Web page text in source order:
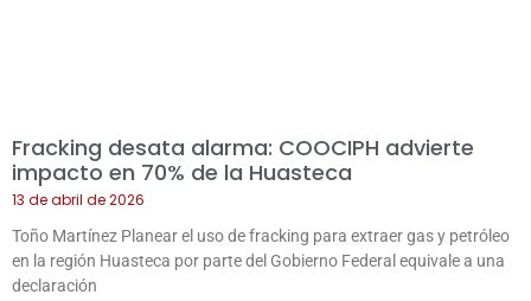
Fracking desata alarma: COOCIPH advierte
impacto en 70% de la Huasteca
13 de abril de 2026
Toño Martínez Planear el uso de fracking para extraer gas y petróleo
en la región Huasteca por parte del Gobierno Federal equivale a una
declaración